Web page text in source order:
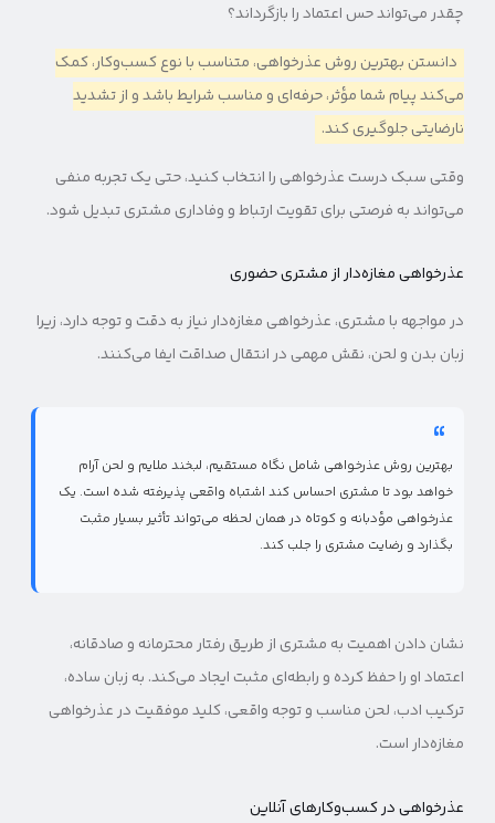
چقدر می‌تواند حس اعتماد را بازگرداند؟
دانستن بهترین روش عذرخواهی، متناسب با نوع کسب‌وکار، کمک
می‌کند پیام شما مؤثر، حرفه‌ای و مناسب شرایط باشد و از تشدید
نارضایتی جلوگیری کند.
وقتی سبک درست عذرخواهی را انتخاب کنید، حتی یک تجربه منفی
می‌تواند به فرصتی برای تقویت ارتباط و وفاداری مشتری تبدیل شود.
عذرخواهی مغازه‌دار از مشتری حضوری
در مواجهه با مشتری، عذرخواهی مغازه‌دار نیاز به دقت و توجه دارد، زیرا
زبان بدن و لحن، نقش مهمی در انتقال صداقت ایفا می‌کنند.
بهترین روش عذرخواهی شامل نگاه مستقیم، لبخند ملایم و لحن آرام
خواهد بود تا مشتری احساس کند اشتباه واقعی پذیرفته شده است. یک
عذرخواهی مؤدبانه و کوتاه در همان لحظه می‌تواند تأثیر بسیار مثبت
بگذارد و رضایت مشتری را جلب کند.
نشان دادن اهمیت به مشتری از طریق رفتار محترمانه و صادقانه،
اعتماد او را حفظ کرده و رابطه‌ای مثبت ایجاد می‌کند. به زبان ساده،
ترکیب ادب، لحن مناسب و توجه واقعی، کلید موفقیت در عذرخواهی
مغازه‌دار است.
عذرخواهی در کسب‌وکارهای آنلاین